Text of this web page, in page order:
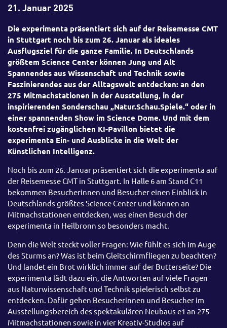
21. Januar 2025
Die experimenta präsentiert sich auf der Reisemesse CMT
in Stuttgart noch bis zum 26. Januar als ideales
Ausflugsziel für die ganze Familie. In Deutschlands
größtem Science Center können Jung und Alt
Spannendes aus Wissenschaft und Technik sowie
Faszinierendes aus der Alltagswelt entdecken: an den
275 Mitmachstationen in der Ausstellung, in der
inspirierenden Sonderschau „Natur.Schau.Spiele.“ oder in
einer spannenden Show im Science Dome. Und mit dem
kostenfrei zugänglichen KI-Pavillon bietet die
experimenta Ein- und Ausblicke in die Welt der
Künstlichen Intelligenz.
Noch bis zum 26. Januar präsentiert sich die experimenta auf
der Reisemesse CMT in Stuttgart. In Halle 6 am Stand C11
bekommen Besucherinnen und Besucher einen Einblick in
Deutschlands größtes Science Center und können an
Mitmachstationen entdecken, was einen Besuch der
experimenta in Heilbronn so besonders macht.
Denn die Welt steckt voller Fragen: Wie fühlt es sich im Auge
des Sturms an? Was ist beim Gleitschirmfliegen zu beachten?
Und landet ein Brot wirklich immer auf der Butterseite? Die
experimenta lädt dazu ein, die Antworten auf viele Fragen
aus Naturwissenschaft und Technik spielerisch selbst zu
entdecken. Dafür gehen Besucherinnen und Besucher im
Ausstellungsbereich des spektakulären Neubaus e1 an 275
Mitmachstationen sowie in vier Kreativ-Studios auf